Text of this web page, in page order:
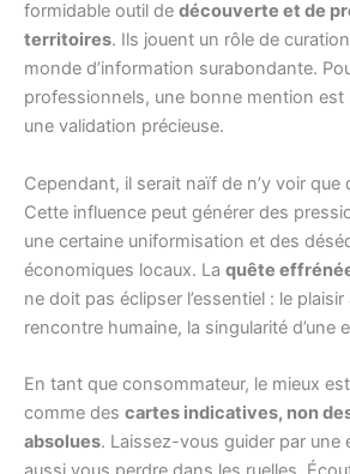
formidable outil de découverte et de
territoires. Ils jouent un rôle de
monde d’information surabondante.
professionnels, une bonne mention est
une validation précieuse.
Cependant, il serait naïf de n’y voir
Cette influence peut générer des
une certaine uniformisation et des
économiques locaux. La quête
ne doit pas éclipser l’essentiel : le
rencontre humaine, la singularité d’une
En tant que consommateur, le mieux
comme des cartes indicatives, non
absolues. Laissez-vous guider par une